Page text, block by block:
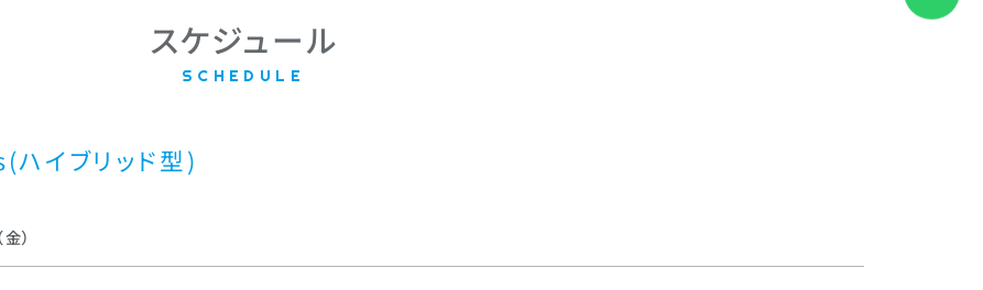
スケジュール
SCHEDULE
イブリッド型)
）